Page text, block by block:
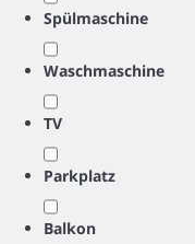
Spülmaschine
Waschmaschine
TV
Parkplatz
Balkon